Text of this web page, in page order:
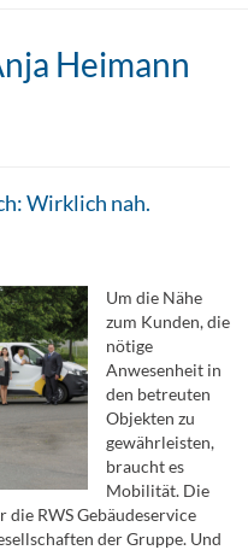
Heimann
Wirklich nah.
Um die Nähe
zum Kunden, die
nötige
Anwesenheit in
den betreuten
Objekten zu
gewährleisten,
braucht es
Mobilität. Die
RWS Gebäudeservice
der Gruppe. Und